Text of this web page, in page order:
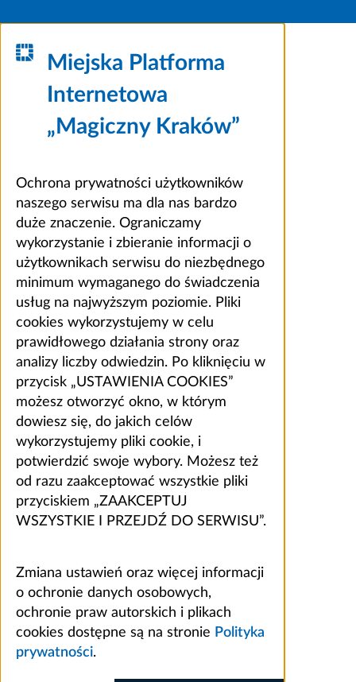
Miejska Platforma
Internetowa
„Magiczny Kraków”
Ochrona prywatności użytkowników
naszego serwisu ma dla nas bardzo
duże znaczenie. Ograniczamy
wykorzystanie i zbieranie informacji o
użytkownikach serwisu do niezbędnego
minimum wymaganego do świadczenia
usług na najwyższym poziomie. Pliki
cookies wykorzystujemy w celu
prawidłowego działania strony oraz
analizy liczby odwiedzin. Po kliknięciu w
przycisk „USTAWIENIA COOKIES”
możesz otworzyć okno, w którym
dowiesz się, do jakich celów
wykorzystujemy pliki cookie, i
potwierdzić swoje wybory. Możesz też
od razu zaakceptować wszystkie pliki
przyciskiem „ZAAKCEPTUJ
WSZYSTKIE I PRZEJDŹ DO SERWISU”.
Zmiana ustawień oraz więcej informacji
o ochronie danych osobowych,
ochronie praw autorskich i plikach
cookies dostępne są na stronie Polityka
prywatności.